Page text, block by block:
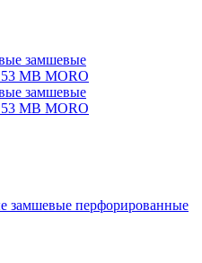
замшевые перфорированные